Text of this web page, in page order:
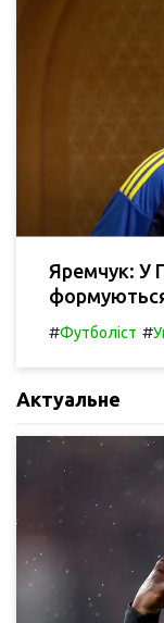
Яремчук: У
#Футболіст #
Актуальне